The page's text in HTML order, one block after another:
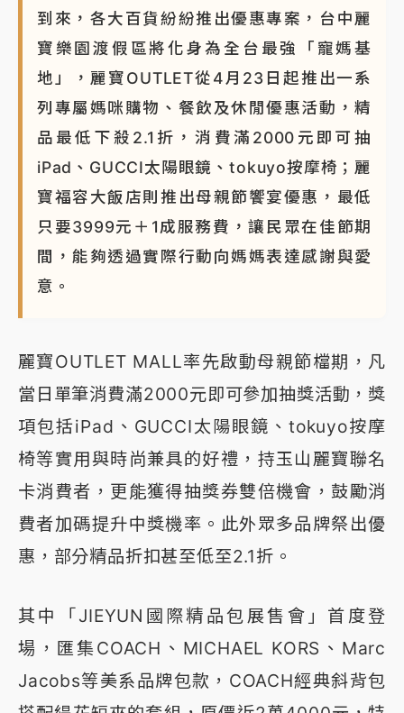
到來，各大百貨紛紛推出優惠專案，台中麗
寶樂園渡假區將化身為全台最強「寵媽基
地」，麗寶OUTLET從4月23日起推出一系
列專屬媽咪購物、餐飲及休閒優惠活動，精
品最低下殺2.1折，消費滿2000元即可抽
iPad、GUCCI太陽眼鏡、tokuyo按摩椅；麗
寶福容大飯店則推出母親節饗宴優惠，最低
只要3999元＋1成服務費，讓民眾在佳節期
間，能夠透過實際行動向媽媽表達感謝與愛
意。
麗寶OUTLET MALL率先啟動母親節檔期，凡
當日單筆消費滿2000元即可參加抽獎活動，獎
項包括iPad、GUCCI太陽眼鏡、tokuyo按摩
椅等實用與時尚兼具的好禮，持玉山麗寶聯名
卡消費者，更能獲得抽獎券雙倍機會，鼓勵消
費者加碼提升中獎機率。此外眾多品牌祭出優
惠，部分精品折扣甚至低至2.1折。
其中「JIEYUN國際精品包展售會」首度登
場，匯集COACH、MICHAEL KORS、Marc
Jacobs等美系品牌包款，COACH經典斜背包